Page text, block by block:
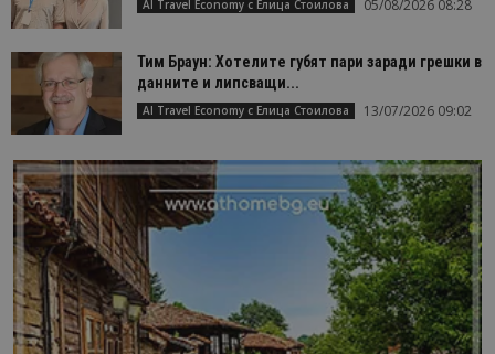
AI Travel Economy с Елица Стоилова 05/08/2026 08:28
Тим Браун: Хотелите губят пари заради грешки в
данните и липсващи...
AI Travel Economy с Елица Стоилова 13/07/2026 09:02